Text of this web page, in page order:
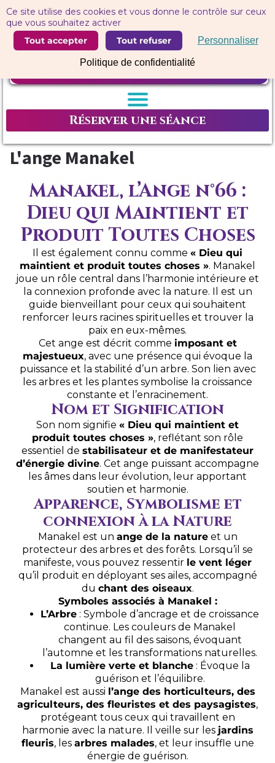
Ce site utilise des cookies et vous donne le contrôle sur ceux
que vous souhaitez activer
Tout accepter
Tout refuser Personnaliser
Politique de confidentialité
Réserver une séance
L'ange Manakel
Manakel, l’Ange n°66 :
Dieu qui Maintient et
Produit Toutes Choses
Il est également connu comme « Dieu qui
maintient et produit toutes choses ». Manakel
joue un rôle central dans l’harmonie intérieure et
la connexion profonde avec la nature. Il est un
guide bienveillant pour ceux qui souhaitent
renforcer leurs racines spirituelles et trouver la
paix en eux-mêmes.
Cet ange est décrit comme imposant et
majestueux, avec une présence qui évoque la
puissance et la stabilité d’un arbre. Son lien avec
les arbres et les plantes symbolise la croissance
constante et l’enracinement.
Nom et Signification
Son nom signifie « Dieu qui maintient et
produit toutes choses », reflétant son rôle
essentiel de stabilisateur et de manifestateur
d’énergie divine. Cet ange puissant accompagne
les âmes dans leur évolution, leur apportant
soutien et harmonie.
Apparence, Symbolisme et
connexion à la Nature
Manakel est un ange de la natureet un
protecteur des arbres et des forêts. Lorsqu’il se
manifeste, vous pouvez ressentir le vent léger
qu’il produit en déployant ses ailes, accompagné
du chant des oiseaux.
Symboles associés à Manakel :
L’Arbre : Symbole d’ancrage et de croissance
continue. Les couleurs de Manakel
changent au fil des saisons, évoquant
l’automne et les transformations naturelles.
La lumière verte et blanche: Évoque la
guérison et l’équilibre.
Manakel est aussi l’ange des horticulteurs, des
agriculteurs, des fleuristes et des paysagistes,
protégeant tous ceux qui travaillent en
harmonie avec la nature. Il veille sur les jardins
fleuris, les arbres malades, et leur insuffle une
énergie de guérison.